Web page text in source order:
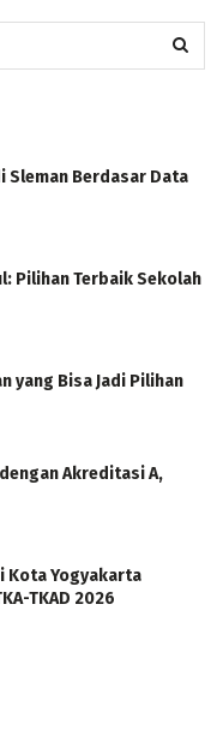
Sleman Berdasar Data
Pilihan Terbaik Sekolah
yang Bisa Jadi Pilihan
Akreditasi A,
Kota Yogyakarta
TKAD 2026